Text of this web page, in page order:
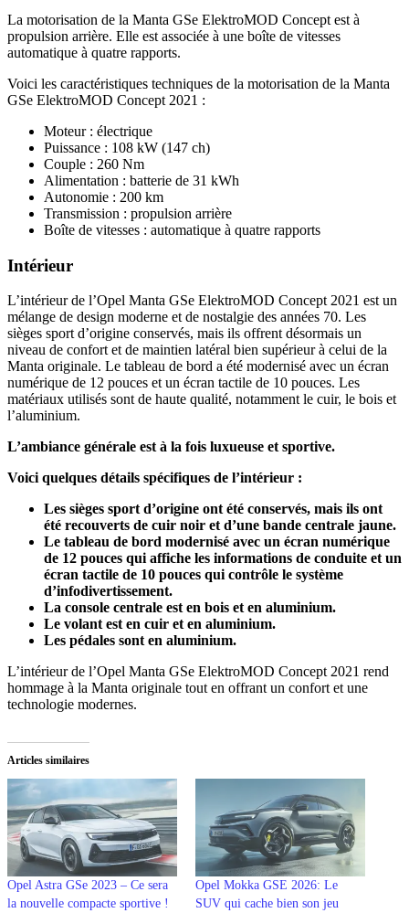
La motorisation de la Manta GSe ElektroMOD Concept est à
propulsion arrière. Elle est associée à une boîte de vitesses
automatique à quatre rapports.
Voici les caractéristiques techniques de la motorisation de la Manta
GSe ElektroMOD Concept 2021 :
Moteur : électrique
Puissance : 108 kW (147 ch)
Couple : 260 Nm
Alimentation : batterie de 31 kWh
Autonomie : 200 km
Transmission : propulsion arrière
Boîte de vitesses : automatique à quatre rapports
Intérieur
L’intérieur de l’Opel Manta GSe ElektroMOD Concept 2021 est un
mélange de design moderne et de nostalgie des années 70. Les
sièges sport d’origine conservés, mais ils offrent désormais un
niveau de confort et de maintien latéral bien supérieur à celui de la
Manta originale. Le tableau de bord a été modernisé avec un écran
numérique de 12 pouces et un écran tactile de 10 pouces. Les
matériaux utilisés sont de haute qualité, notamment le cuir, le bois et
l’aluminium.
L’ambiance générale est à la fois luxueuse et sportive.
Voici quelques détails spécifiques de l’intérieur :
Les sièges sport d’origine ont été conservés, mais ils ont
été recouverts de cuir noir et d’une bande centrale jaune.
Le tableau de bord modernisé avec un écran numérique
de 12 pouces qui affiche les informations de conduite et un
écran tactile de 10 pouces qui contrôle le système
d’infodivertissement.
La console centrale est en bois et en aluminium.
Le volant est en cuir et en aluminium.
Les pédales sont en aluminium.
L’intérieur de l’Opel Manta GSe ElektroMOD Concept 2021 rend
hommage à la Manta originale tout en offrant un confort et une
technologie modernes.
Articles similaires
Opel Astra GSe 2023 – Ce sera
la nouvelle compacte sportive !
Opel Mokka GSE 2026: Le
SUV qui cache bien son jeu